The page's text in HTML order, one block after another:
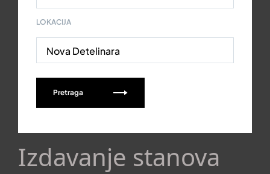
LOKACIJA
Nova Detelinara
Pretraga
Izdavanje stanova